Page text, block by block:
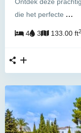
die het perfecte ...
4 3 133.00 ft2